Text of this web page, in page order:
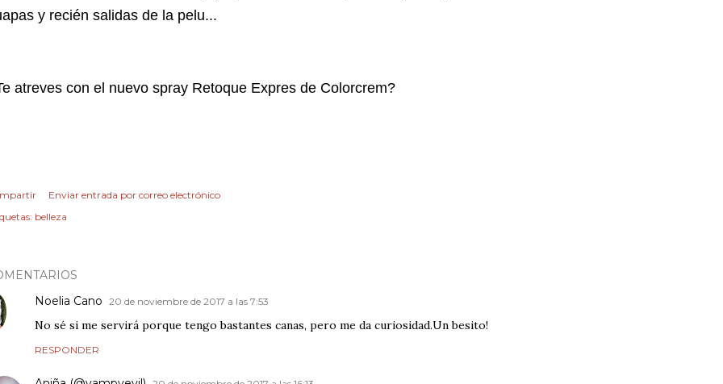
y recién salidas de la pelu...
atreves con el nuevo spray Retoque Expres de Colorcrem?
Enviar entrada por correo electrónico
belleza
Noelia Cano 20 de noviembre de 2017 a las 7:53
No sé si me servirá porque tengo bastantes canas, pero me da curiosidad.Un besito!
RESPONDER